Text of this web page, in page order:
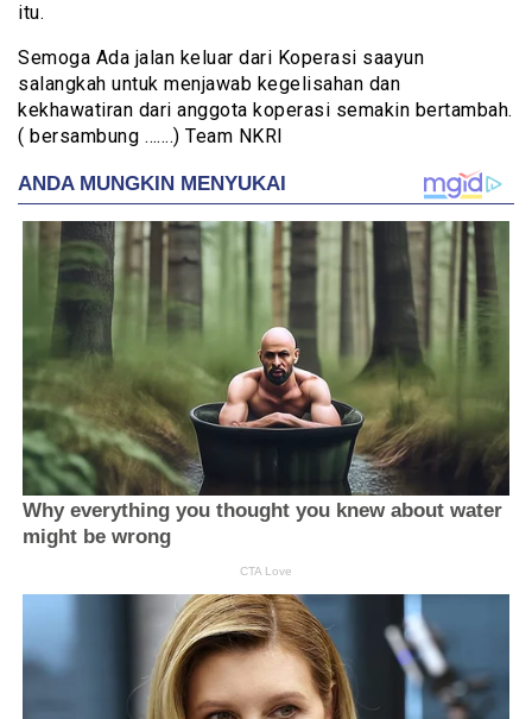
itu.
Semoga Ada jalan keluar dari Koperasi saayun
salangkah untuk menjawab kegelisahan dan
kekhawatiran dari anggota koperasi semakin bertambah.
( bersambung …….) Team NKRI